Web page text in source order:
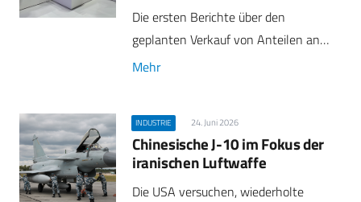
Die ersten Berichte über den
geplanten Verkauf von Anteilen an…
Mehr
INDUSTRIE 24. Juni 2026
Chinesische J-10 im Fokus der
iranischen Luftwaffe
Die USA versuchen, wiederholte